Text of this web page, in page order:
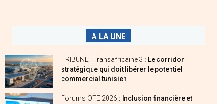
A LA UNE
TRIBUNE | Transafricaine 3 : Le corridor
stratégique qui doit libérer le potentiel
commercial tunisien
Forums OTE 2026 : Inclusion financière et